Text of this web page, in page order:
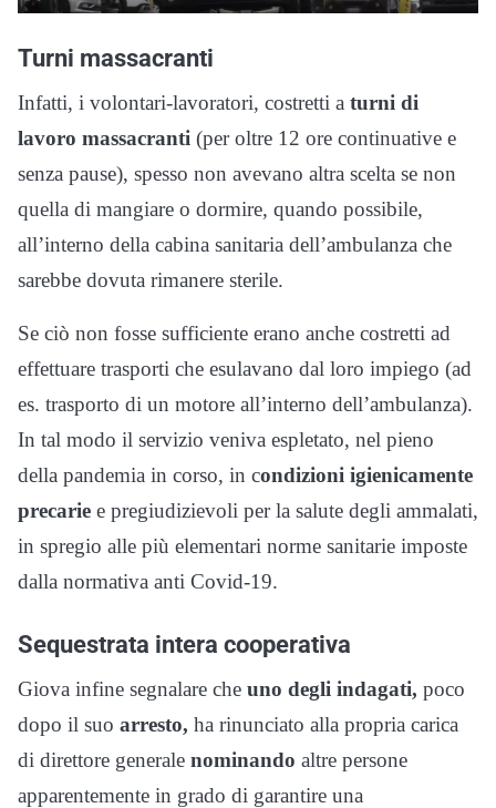
Turni massacranti
Infatti, i volontari-lavoratori, costretti a turni di
lavoro massacranti (per oltre 12 ore continuative e
senza pause), spesso non avevano altra scelta se non
quella di mangiare o dormire, quando possibile,
all’interno della cabina sanitaria dell’ambulanza che
sarebbe dovuta rimanere sterile.
Se ciò non fosse sufficiente erano anche costretti ad
effettuare trasporti che esulavano dal loro impiego (ad
es. trasporto di un motore all’interno dell’ambulanza).
In tal modo il servizio veniva espletato, nel pieno
della pandemia in corso, in condizioni igienicamente
precarie e pregiudizievoli per la salute degli ammalati,
in spregio alle più elementari norme sanitarie imposte
dalla normativa anti Covid-19.
Sequestrata intera cooperativa
Giova infine segnalare che uno degli indagati, poco
dopo il suo arresto, ha rinunciato alla propria carica
di direttore generale nominando altre persone
apparentemente in grado di garantire una